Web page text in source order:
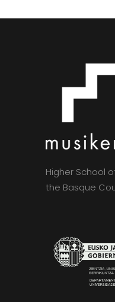
Higher School
the Basque